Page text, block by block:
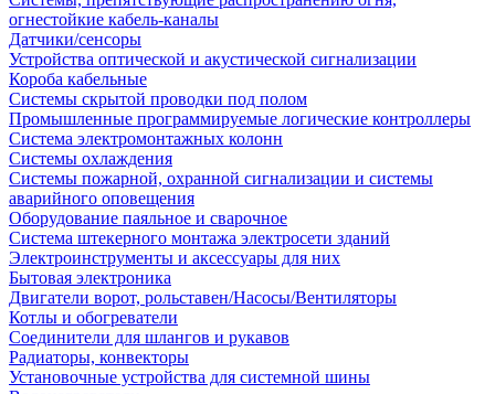
огнестойкие кабель-каналы
Датчики/сенсоры
Устройства оптической и акустической сигнализации
Короба кабельные
Системы скрытой проводки под полом
Промышленные программируемые логические контроллеры
Система электромонтажных колонн
Системы охлаждения
Системы пожарной, охранной сигнализации и системы
аварийного оповещения
Оборудование паяльное и сварочное
Система штекерного монтажа электросети зданий
Электроинструменты и аксессуары для них
Бытовая электроника
Двигатели ворот, рольставен/Насосы/Вентиляторы
Котлы и обогреватели
Соединители для шлангов и рукавов
Радиаторы, конвекторы
Установочные устройства для системной шины